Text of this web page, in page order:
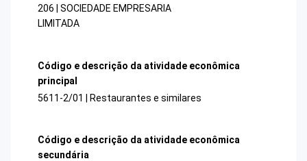
206 | SOCIEDADE EMPRESARIA
LIMITADA
Código e descrição da atividade econômica
principal
5611-2/01 | Restaurantes e similares
Código e descrição da atividade econômica
secundária